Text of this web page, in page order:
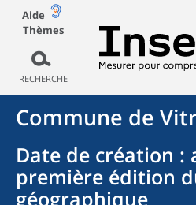
Aide
Thèmes
RECHERCHE
Commune de
Date de création :
première édition
géographique